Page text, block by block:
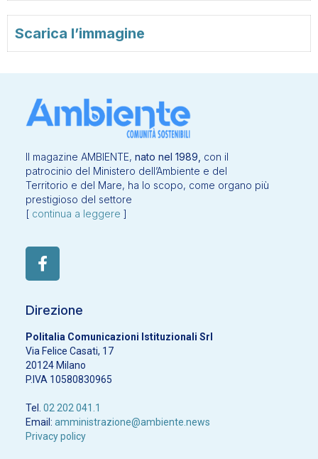
Scarica l’immagine
Il magazine AMBIENTE, nato nel 1989, con il
patrocinio del Ministero dell’Ambiente e del
Territorio e del Mare, ha lo scopo, come organo più
prestigioso del settore
[ continua a leggere ]
Direzione
Politalia Comunicazioni Istituzionali Srl
Via Felice Casati, 17
20124 Milano
P.IVA 10580830965
Tel. 02 202 041.1
Email: amministrazione@ambiente.news
Privacy policy